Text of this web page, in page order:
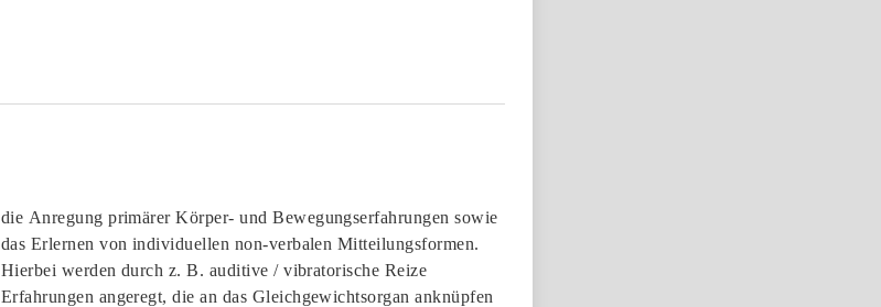
die Anregung primärer Körper- und Bewegungserfahrungen sowie
das Erlernen von individuellen non-verbalen Mitteilungsformen.
Hierbei werden durch z. B. auditive / vibratorische Reize
Erfahrungen angeregt, die an das Gleichgewichtsorgan anknüpfen